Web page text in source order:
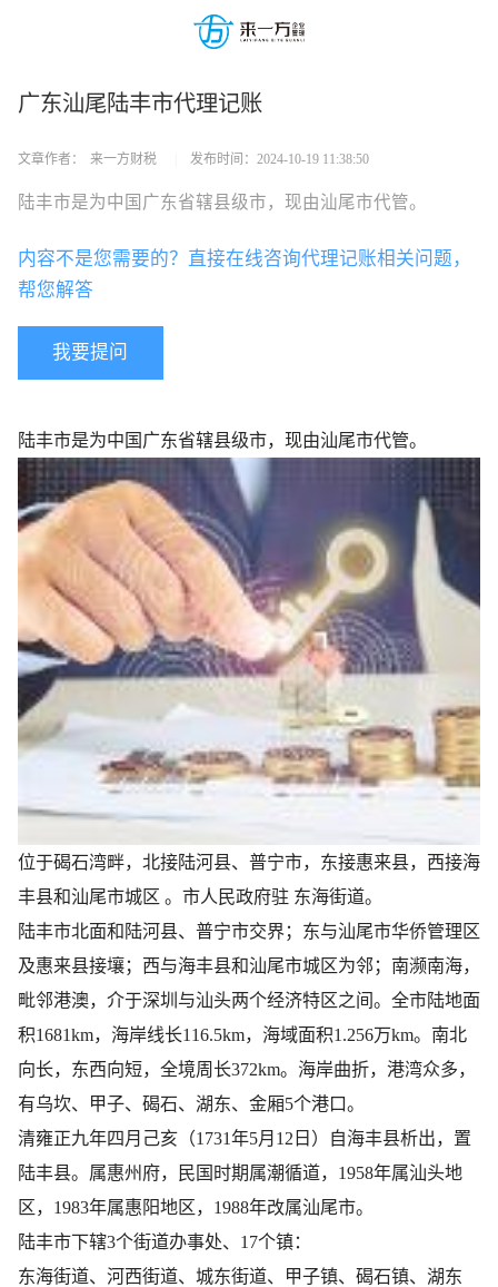
广东汕尾陆丰市代理记账
文章作者： 来一方财税 发布时间：2024-10-19 11:38:50
陆丰市是为中国广东省辖县级市，现由汕尾市代管。
我要提问
内容不是您需要的？直接在线咨询代理记账相关问题，
帮您解答
陆丰市是为中国广东省辖县级市，现由汕尾市代管。
位于碣石湾畔，北接陆河县、普宁市，东接惠来县，西接海
丰县和汕尾市城区 。市人民政府驻 东海街道。
陆丰市北面和陆河县、普宁市交界；东与汕尾市华侨管理区
及惠来县接壤；西与海丰县和汕尾市城区为邻；南濒南海，
毗邻港澳，介于深圳与汕头两个经济特区之间。全市陆地面
积1681km，海岸线长116.5km，海域面积1.256万km。南北
向长，东西向短，全境周长372km。海岸曲折，港湾众多，
有乌坎、甲子、碣石、湖东、金厢5个港口。
清雍正九年四月己亥（1731年5月12日）自海丰县析出，置
陆丰县。属惠州府，民国时期属潮循道，1958年属汕头地
区，1983年属惠阳地区，1988年改属汕尾市。
陆丰市下辖3个街道办事处、17个镇：
东海街道、​河西街道、​城东街道、​甲子镇、​碣石镇、​湖东